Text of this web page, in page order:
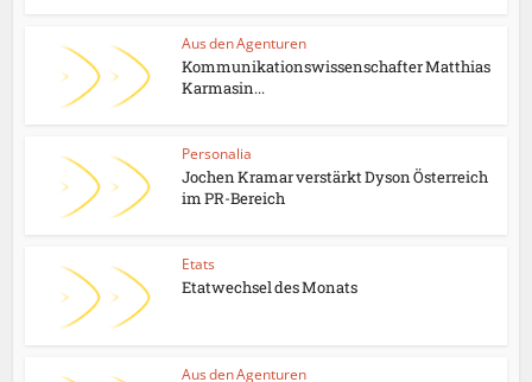
Aus den Agenturen
Kommunikationswissenschafter Matthias
Karmasin...
Personalia
Jochen Kramar verstärkt Dyson Österreich
im PR-Bereich
Etats
Etatwechsel des Monats
Aus den Agenturen